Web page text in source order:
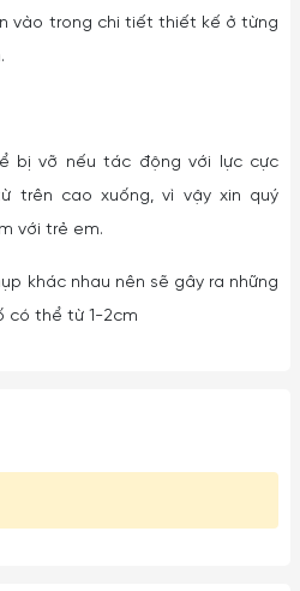
vào trong chi tiết thiết kế ở từng
bị vỡ nếu tác động với lực cực
trên cao xuống, vì vậy xin quý
với trẻ em.
khác nhau nên sẽ gây ra những
có thể từ 1-2cm